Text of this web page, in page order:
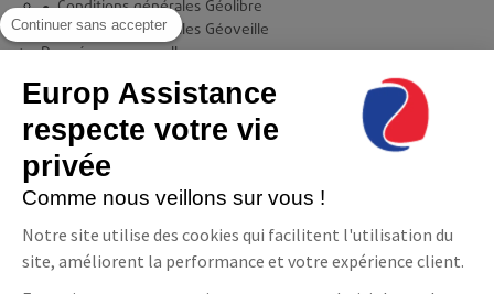
Continuer sans accepter
Europ Assistance
respecte votre vie
privée
Comme nous veillons sur vous !
Notre site utilise des cookies qui facilitent l'utilisation du
site, améliorent la performance et votre expérience client.
Conditions générales Géolibre
Conditions générales Géoveille
Données personnelles
Données personnelles des Bénéficiaire(s)/Souscripteur
Données personnelles des parrains
Données personnelles des contacts de confiance Géolibre
Données personnelles des contacts de confiance Géoveille
Signaler une violation potentielle de données
Résilier mon contrat
Europ Assistance